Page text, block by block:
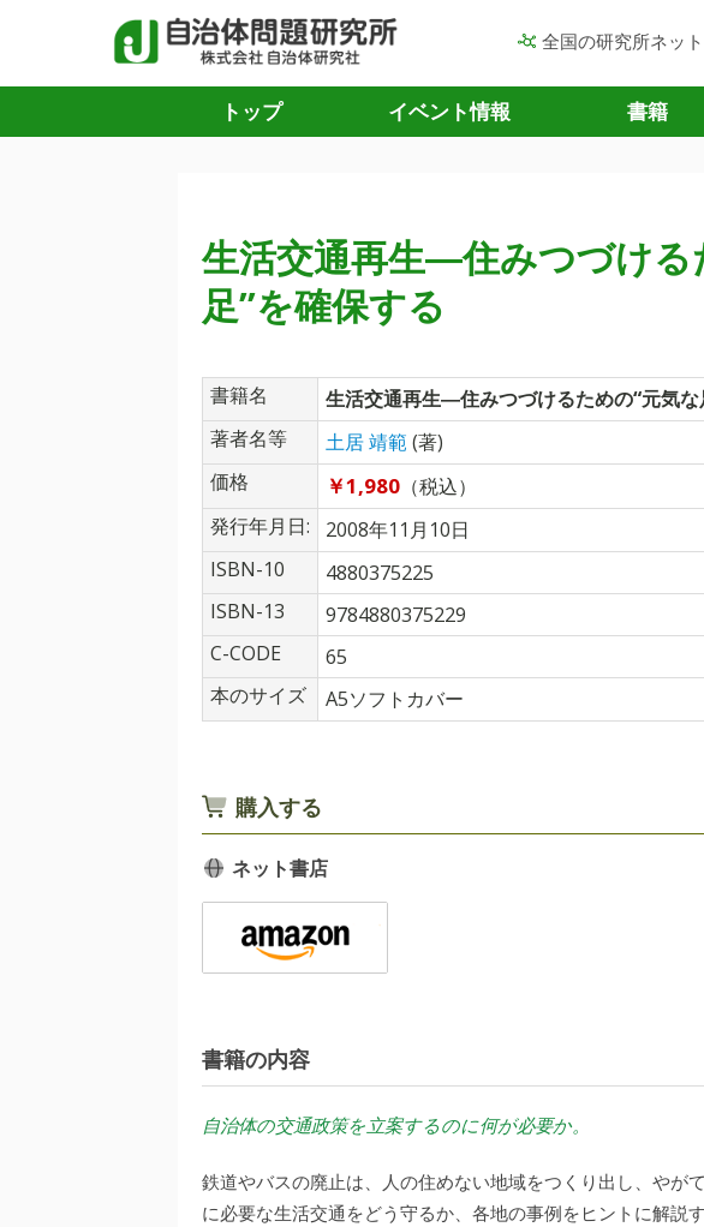
全国の研究所ネッ
トップ イベント情報 書籍
生活交通再生―住みつづける
足”を確保する
書籍名
生活交通再生―住みつづけるための“元気な
著者名等
土居 靖範 (著)
価格
￥1,980 （税込）
発行年月日:
2008年11月10日
ISBN-10
4880375225
ISBN-13
9784880375229
C-CODE
65
本のサイズ
A5ソフトカバー
購入する
ネット書店
書籍の内容
自治体の交通政策を立案するのに何が必要か。
鉄道やバスの廃止は、人の住めない地域をつくり出し、やが
に必要な生活交通をどう守るか、各地の事例をヒントに解説す